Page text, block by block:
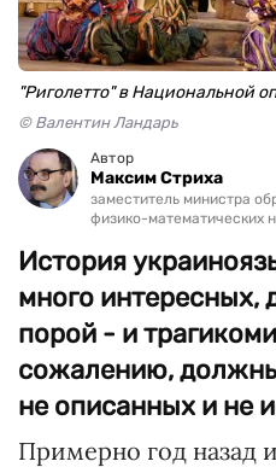
"Риголетто" в Национальной
© Валентин Ландарь
Автор
Максим Стриха
заместитель министра
физико-математических
История
много интересных,
порой - и
сожалению,
не описанных и не
Примерно год назад